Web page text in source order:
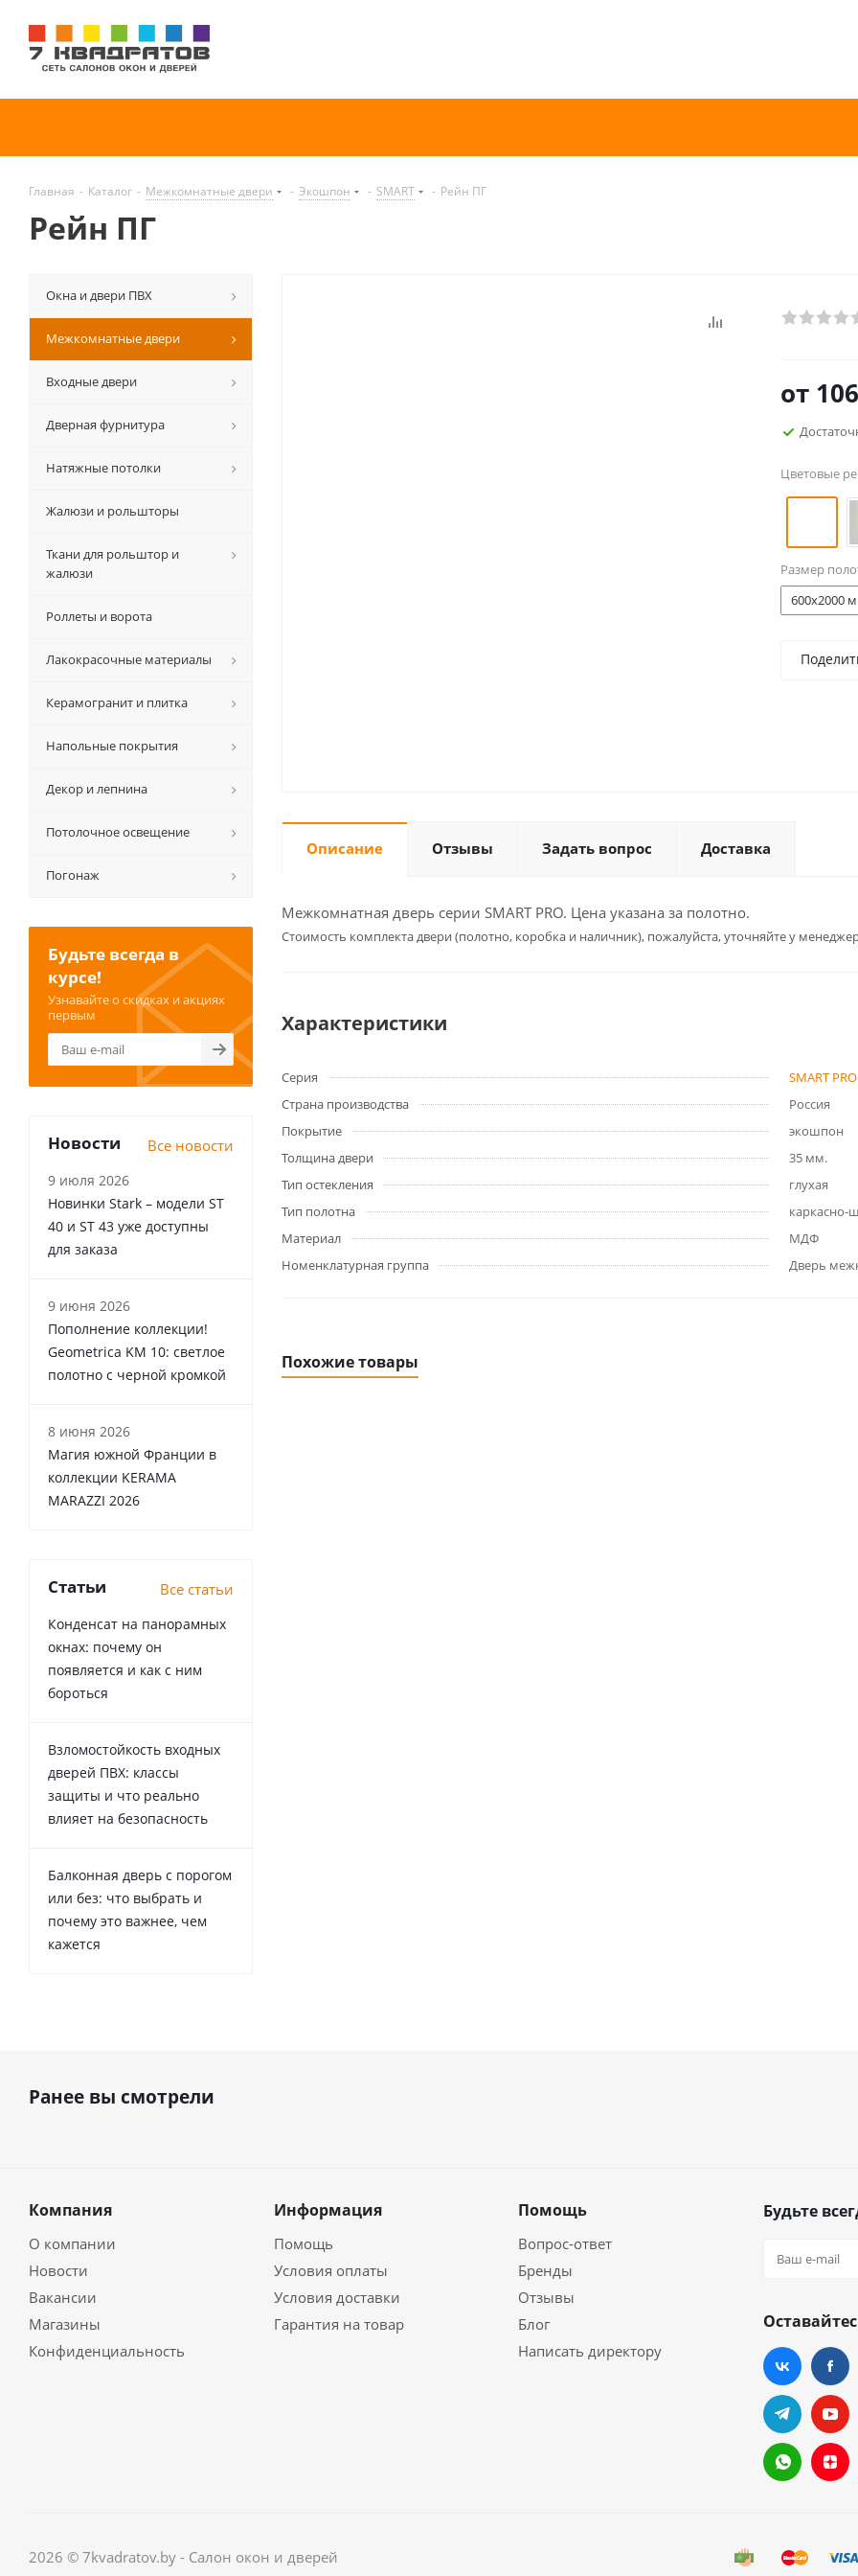
Главная - Каталог - Межкомнатные двери - Экошпон - SMART - Рейн ПГ
Рейн ПГ
от
Цветовые
Размер
600x2000
Описание Отзывы Задать вопрос Доставка
Межкомнатная дверь серии SMART PRO. Цена указана за полотно.
Cтоимость комплекта двери (полотно, коробка и наличник), пожалуйста, уточняйте у
Характеристики
Серия
SMART PRO
Страна производства
Россия
Покрытие
экошпон
Толщина двери
35 мм.
Тип остекления
глухая
Тип полотна
каркасно-
Материал
МДФ
Номенклатурная группа
Дверь
Похожие товары
Окна и двери ПВХ
Межкомнатные двери
Входные двери
Дверная фурнитура
Натяжные потолки
Жалюзи и рольшторы
Ткани для рольштор и
жалюзи
Роллеты и ворота
Лакокрасочные материалы
Керамогранит и плитка
Напольные покрытия
Декор и лепнина
Потолочное освещение
Погонаж
Будьте всегда в
курсе!
Узнавайте о скидках и акциях
первым
Новости Все новости
9 июля 2026
Новинки Stark – модели ST
40 и ST 43 уже доступны
для заказа
9 июня 2026
Пополнение коллекции!
Geometrica KM 10: светлое
полотно с черной кромкой
8 июня 2026
Магия южной Франции в
коллекции KERAMA
MARAZZI 2026
Статьи Все статьи
Конденсат на панорамных
окнах: почему он
появляется и как с ним
бороться
Взломостойкость входных
дверей ПВХ: классы
защиты и что реально
влияет на безопасность
Балконная дверь с порогом
или без: что выбрать и
почему это важнее, чем
кажется
Ранее вы смотрели
Компания
О компании
Новости
Вакансии
Магазины
Конфиденциальность
Информация
Помощь
Условия оплаты
Условия доставки
Гарантия на товар
Помощь
Вопрос-ответ
Бренды
Отзывы
Блог
Написать директору
Будьте
2026 © 7kvadratov.by - Салон окон и дверей